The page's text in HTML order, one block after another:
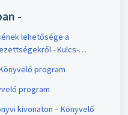
-
lehetősége a
- Kulcs-
program
program
kivonaton – Könyvelő